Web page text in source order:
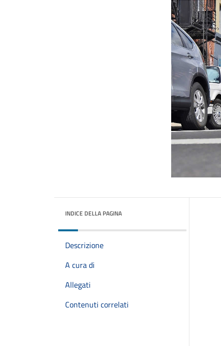
INDICE DELLA PAGINA
Descrizione
A cura di
Allegati
Contenuti correlati